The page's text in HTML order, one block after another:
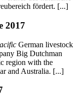
fördert. [...]
2017
German livestock
Big Dutchman
region with the
and Australia. [...]